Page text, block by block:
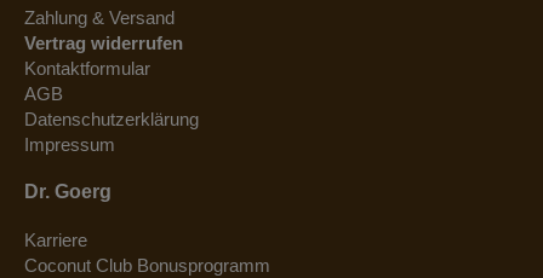
Zahlung & Versand
Vertrag widerrufen
Kontaktformular
AGB
Datenschutzerklärung
Impressum
Dr. Goerg
Karriere
Coconut Club Bonusprogramm